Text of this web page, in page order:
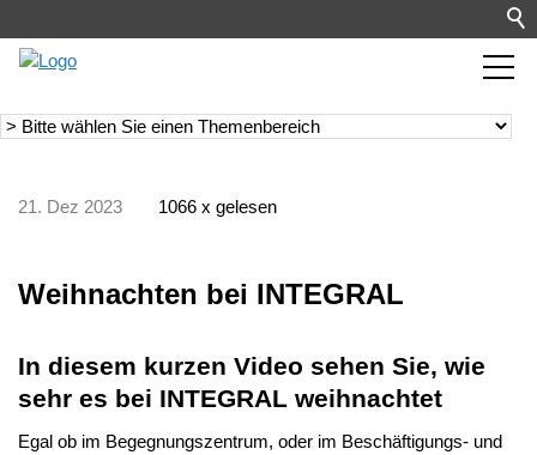
21. Dez 2023 1066 x gelesen
Weihnachten bei INTEGRAL
In diesem kurzen Video sehen Sie, wie
sehr es bei INTEGRAL weihnachtet
Egal ob im Begegnungszentrum, oder im Beschäftigungs- und